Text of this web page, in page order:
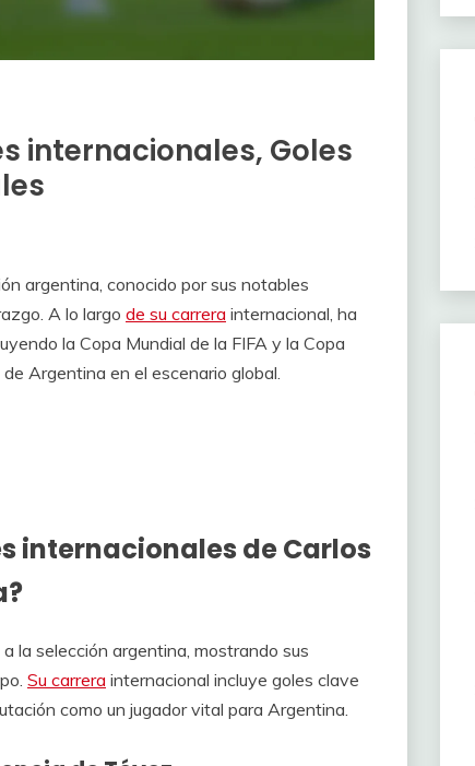
internacionales, Goles
argentina, conocido por sus notables
A lo largo de su carrera internacional, ha
la Copa Mundial de la FIFA y la Copa
Argentina en el escenario global.
internacionales de Carlos
la selección argentina, mostrando sus
Su carrera internacional incluye goles clave
como un jugador vital para Argentina.